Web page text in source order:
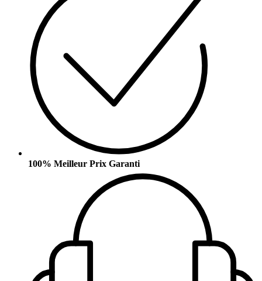
100% Meilleur Prix Garanti